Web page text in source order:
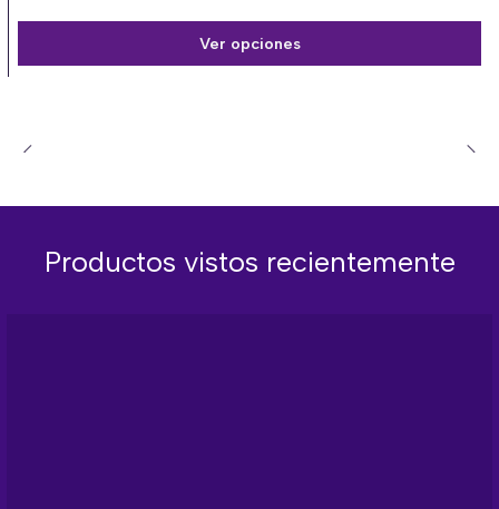
Ver opciones
Productos vistos recientemente